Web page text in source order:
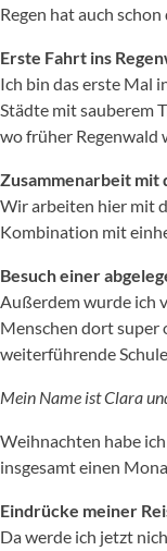
Regen hat auch
Erste Fahrt ins
Ich bin das erste Mal
Städte mit sauberem
wo früher Regenwald
Zusammenarbeit mit
Wir arbeiten hier mit
Kombination mit
Besuch einer
Außerdem wurde ich
Menschen dort super
weiterführende
Mein Name ist Clara
Weihnachten habe
insgesamt einen
Eindrücke meiner
Da werde ich jetzt